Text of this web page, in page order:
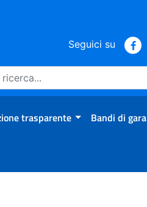
Seguici su
trasparente Bandi di gara